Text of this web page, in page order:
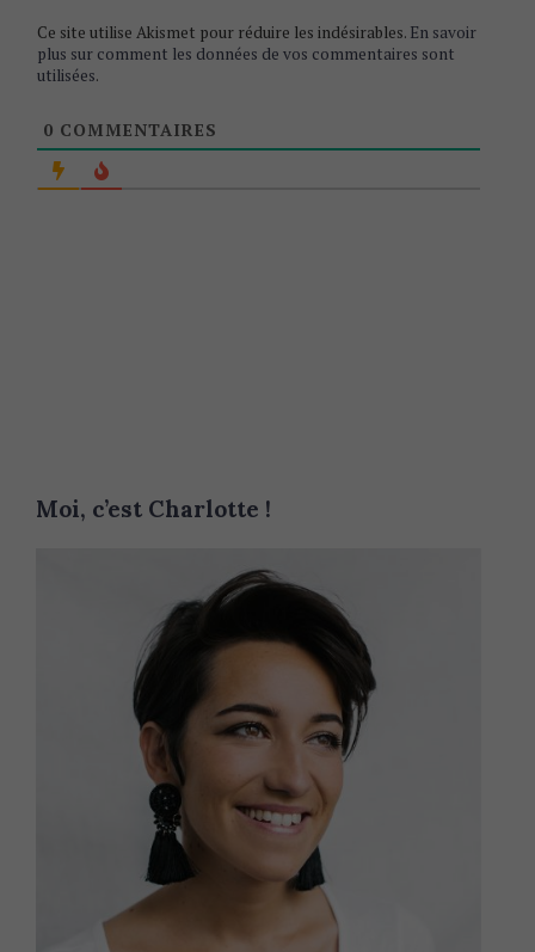
Moi, c’est Charlotte !
Ce site utilise Akismet pour réduire les indésirables. En savoir
plus sur comment les données de vos commentaires sont
utilisées.
0 COMMENTAIRES